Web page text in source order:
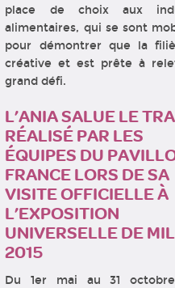
place de choix aux
alimentaires, qui se sont
pour démontrer que la
créative et est prête à
grand défi.
L’ANIA SALUE LE
RÉALISÉ PAR LES
ÉQUIPES DU
FRANCE LORS DE SA
VISITE OFFICIELLE À
L’EXPOSITION
UNIVERSELLE DE
2015
Du 1er mai au 31 octobre